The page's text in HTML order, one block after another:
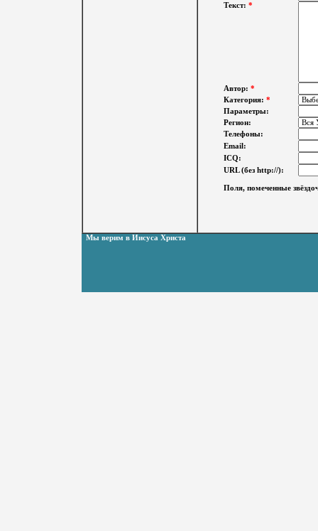
Текст: *
Автор: *
Категория: *
Параметры:
Регион:
Телефоны:
Email:
ICQ:
URL (без http://):
Поля, помеченные
Мы верим в Иисуса Христа